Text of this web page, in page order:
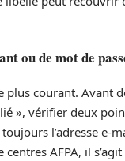
ou de mot de
plus courant. Avant
», vérifier deux
toujours l’adresse e-
AFPA, il s’agit